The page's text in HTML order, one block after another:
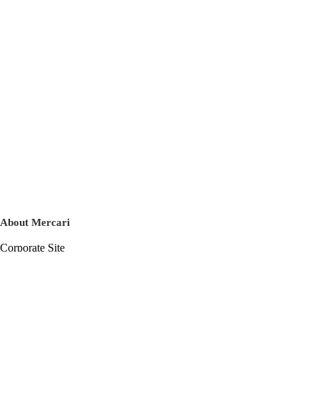
About Mercari
Corporate Site